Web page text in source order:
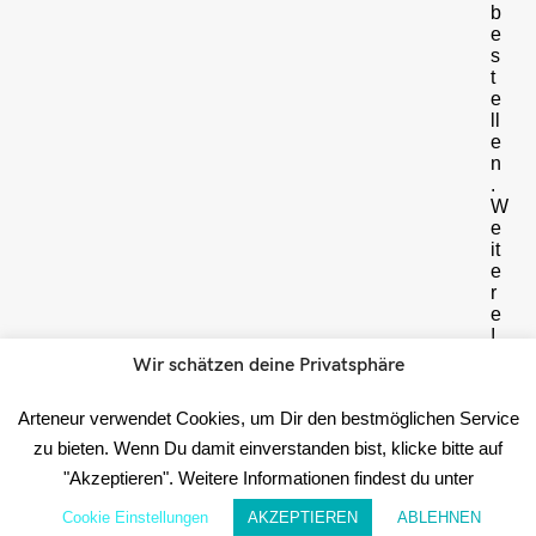
b
e
s
t
e
e
n
.
W
e
it
e
r
e
I
r
m
Wir schätzen deine Privatsphäre
Arteneur verwendet Cookies, um Dir den bestmöglichen Service
zu bieten. Wenn Du damit einverstanden bist, klicke bitte auf
"Akzeptieren". Weitere Informationen findest du unter
Cookie Einstellungen AKZEPTIEREN ABLEHNEN